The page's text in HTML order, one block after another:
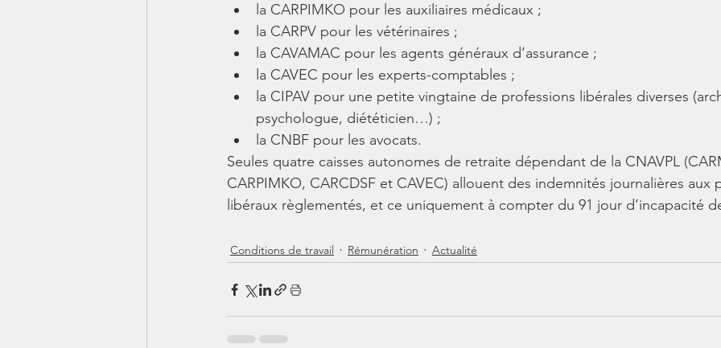
la CARPIMKO pour les auxiliaires médicaux ;
la CARPV pour les vétérinaires ;
la CAVAMAC pour les agents généraux d’assurance ;
la CAVEC pour les experts-comptables ;
la CIPAV pour une petite vingtaine de professions libérales diverses
psychologue, diététicien…) ;
la CNBF pour les avocats.
Seules quatre caisses autonomes de retraite dépendant de la CNAVPL
CARPIMKO, CARCDSF et CAVEC) allouent des indemnités journalières aux
libéraux règlementés, et ce uniquement à compter du 91 jour d’incapacité
Conditions de travail Rémunération Actualité